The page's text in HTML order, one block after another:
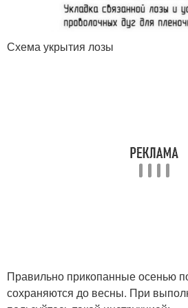
Схема укрытия лозы
Правильно прикопанные осенью
сохраняются до весны. При